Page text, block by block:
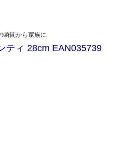
ティ 28cm EAN035739